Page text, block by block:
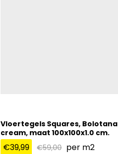
Vloertegels Squares, Bolotana
cream, maat 100x100x1.0 cm.
€39,99 €59,00 per m2